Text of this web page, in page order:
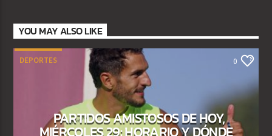
YOU MAY ALSO LIKE
DEPORTES 0
PARTIDOS AMISTOSOS DE HOY,